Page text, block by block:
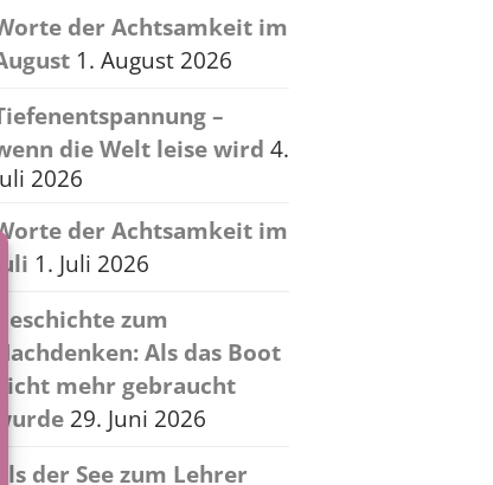
der Achtsamkeit im
1. August 2026
–
die Welt leise wird 4.
2026
der Achtsamkeit im
Juli 1. Juli 2026
Geschichte zum
Nachdenken: Als das Boot
nicht mehr gebraucht
wurde 29. Juni 2026
Als der See zum Lehrer